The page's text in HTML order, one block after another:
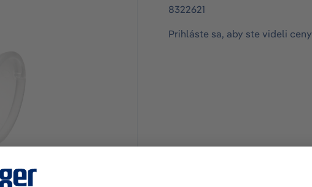
8322621
Prihláste sa, aby ste videli ceny